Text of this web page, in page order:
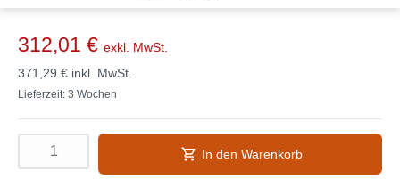
312,01 € exkl. MwSt.
371,29 € inkl. MwSt.
Lieferzeit: 3 Wochen
In den Warenkorb